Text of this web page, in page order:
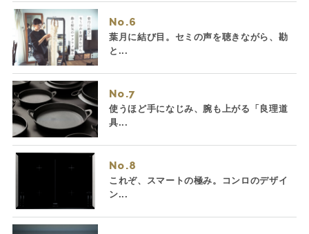
No.
葉月に結び目。セミの声を聴きながら、勘
と...
No.
使うほど手になじみ、腕も上がる「良理道
具...
No.
これぞ、スマートの極み。コンロのデザイ
ン...